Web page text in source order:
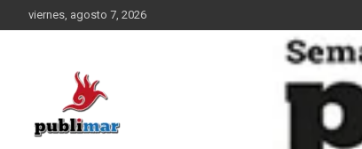
al
viernes, agosto 7, 2026